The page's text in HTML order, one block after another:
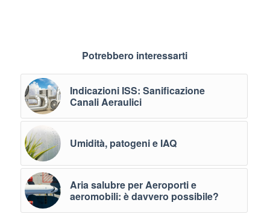
Potrebbero interessarti
Indicazioni ISS: Sanificazione
Canali Aeraulici
Umidità, patogeni e IAQ
Aria salubre per Aeroporti e
aeromobili: è davvero possibile?